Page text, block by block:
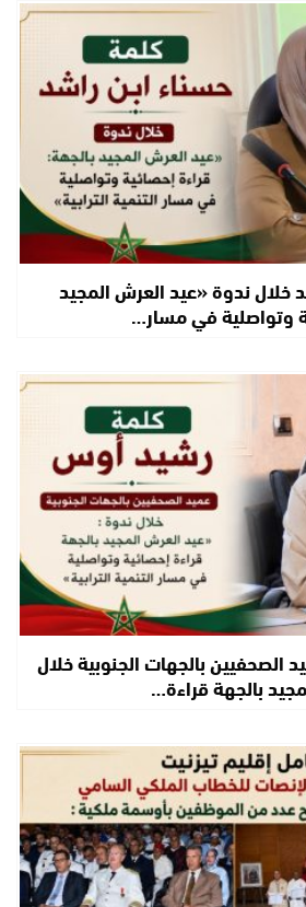
خلال ندوة «عيد العرش المجيد
وتواصلية في مسار…
بالجهات الجنوبية خلال
بالجهة قراءة…